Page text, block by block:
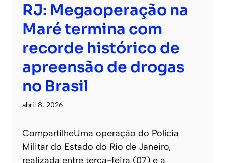
RJ: Megaoperação na
Maré termina com
recorde histórico de
apreensão de drogas
no Brasil
abril 8, 2026
CompartilheUma operação do Polícia
Militar do Estado do Rio de Janeiro,
realizada entre terça-feira (07) e a